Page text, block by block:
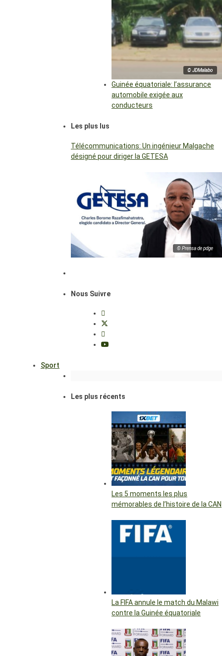
© JDMalabo
Guinée équatoriale: l’assurance
automobile exigée aux
conducteurs
Les plus lus
Télécommunications: Un ingénieur Malgache
désigné pour diriger la GETESA
© Prensa de pdge
Nous Suivre
Sport
Les plus récents
Les 5 moments les plus
mémorables de l’histoire de la CAN
La FIFA annule le match du Malawi
contre la Guinée équatoriale